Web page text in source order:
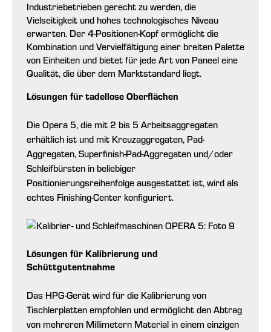
Industriebetrieben gerecht zu werden, die
Vielseitigkeit und hohes technologisches Niveau
erwarten. Der 4-Positionen-Kopf ermöglicht die
Kombination und Vervielfältigung einer breiten Palette
von Einheiten und bietet für jede Art von Paneel eine
Qualität, die über dem Marktstandard liegt.
Lösungen für tadellose Oberflächen
Die Opera 5, die mit 2 bis 5 Arbeitsaggregaten
erhältlich ist und mit Kreuzaggregaten, Pad-
Aggregaten, Superfinish-Pad-Aggregaten und/oder
Schleifbürsten in beliebiger
Positionierungsreihenfolge ausgestattet ist, wird als
echtes Finishing-Center konfiguriert.
Lösungen für Kalibrierung und
Schüttgutentnahme
Das HPG-Gerät wird für die Kalibrierung von
Tischlerplatten empfohlen und ermöglicht den Abtrag
von mehreren Millimetern Material in einem einzigen